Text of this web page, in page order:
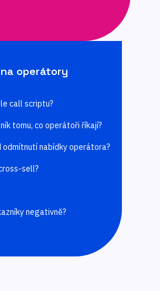
operátory
call scriptu?
tomu, co operátoři říkají?
odmítnutí nabídky operátora?
sell?
negativně?